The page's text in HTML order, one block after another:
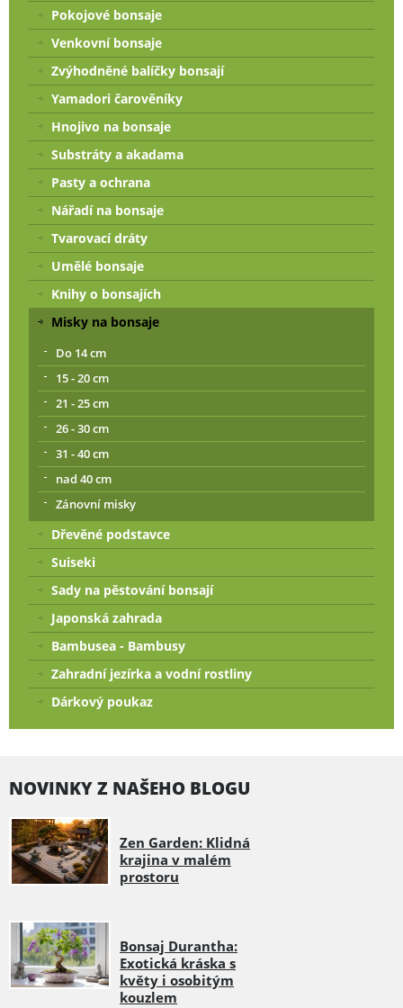
Pokojové bonsaje
Venkovní bonsaje
Zvýhodněné balíčky bonsají
Yamadori čarověníky
Hnojivo na bonsaje
Substráty a akadama
Pasty a ochrana
Nářadí na bonsaje
Tvarovací dráty
Umělé bonsaje
Knihy o bonsajích
Misky na bonsaje
Do 14 cm
15 - 20 cm
21 - 25 cm
26 - 30 cm
31 - 40 cm
nad 40 cm
Zánovní misky
Dřevěné podstavce
Suiseki
Sady na pěstování bonsají
Japonská zahrada
Bambusea - Bambusy
Zahradní jezírka a vodní rostliny
Dárkový poukaz
NOVINKY Z NAŠEHO BLOGU
Zen Garden: Klidná
krajina v malém
prostoru
Bonsaj Durantha:
Exotická kráska s
květy i osobitým
kouzlem